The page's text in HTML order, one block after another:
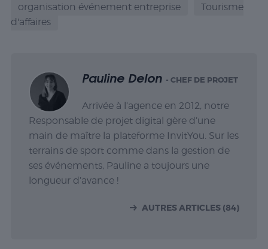
organisation événement entreprise
Tourisme
d'affaires
Pauline Delon - CHEF DE PROJET
Arrivée à l’agence en 2012, notre
Responsable de projet digital gère d’une
main de maître la plateforme InvitYou. Sur les
terrains de sport comme dans la gestion de
ses événements, Pauline a toujours une
longueur d’avance !
AUTRES ARTICLES (84)